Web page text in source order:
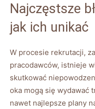
Najczęstsze
jak ich unikać
W procesie rekrutacji,
pracodawców, istnieje
skutkować
oka mogą się wydawać
nawet najlepsze plany